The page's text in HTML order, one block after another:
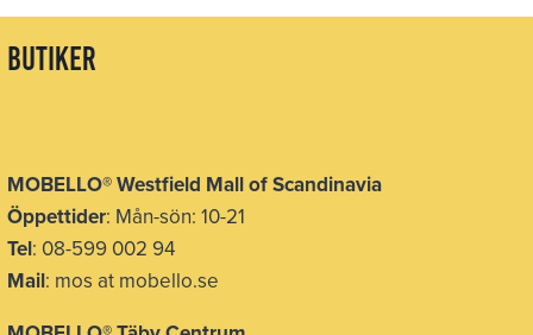
butiker
MOBELLO®Westfield Mall of Scandinavia
Öppettider: Mån-sön: 10-21
Tel: 08-599 002 94
Mail: mos at mobello.se